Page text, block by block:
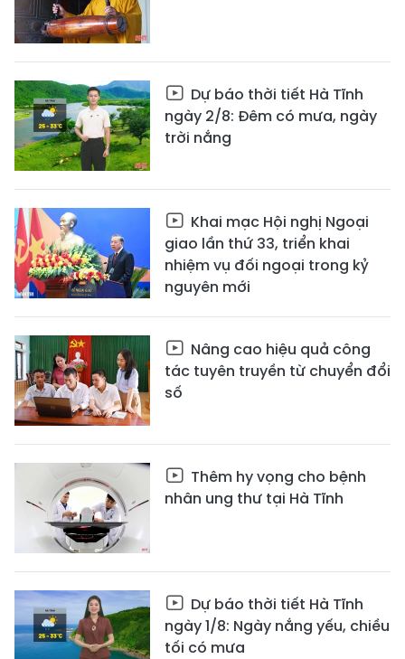
Dự báo thời tiết Hà Tĩnh
ngày 2/8: Đêm có mưa, ngày
trời nắng
Khai mạc Hội nghị Ngoại
giao lần thứ 33, triển khai
nhiệm vụ đối ngoại trong kỷ
nguyên mới
Nâng cao hiệu quả công
tác tuyên truyền từ chuyển đổi
số
Thêm hy vọng cho bệnh
nhân ung thư tại Hà Tĩnh
Dự báo thời tiết Hà Tĩnh
ngày 1/8: Ngày nắng yếu, chiều
tối có mưa